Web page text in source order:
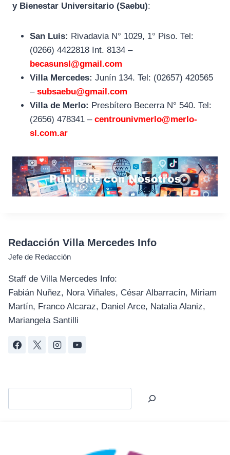
y Bienestar Universitario (Saebu):
San Luis: Rivadavia N° 1029, 1° Piso. Tel:
(0266) 4422818 Int. 8134 –
becasunsl@gmail.com
Villa Mercedes: Junín 134. Tel: (02657) 420565
– subsaebu@gmail.com
Villa de Merlo: Presbítero Becerra N° 540. Tel:
(2656) 478341 – centrounivmerlo@merlo-
sl.com.ar
Redacción Villa Mercedes Info
Jefe de Redacción
Staff de Villa Mercedes Info:
Fabián Nuñez, Nora Viñales, César Albarracín, Miriam
Martín, Franco Alcaraz, Daniel Arce, Natalia Alaniz,
Mariangela Santilli